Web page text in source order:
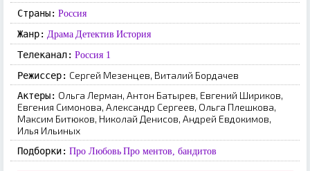
Страны: Россия
Жанр: Драма Детектив История
Телеканал: Россия 1
Режиссер: Сергей Мезенцев, Виталий Бордачев
Актеры: Ольга Лерман, Антон Батырев, Евгений Шириков,
Евгения Симонова, Александр Сергеев, Ольга Плешкова,
Максим Битюков, Николай Денисов, Андрей Евдокимов,
Илья Ильиных
Подборки: Про Любовь Про ментов, бандитов